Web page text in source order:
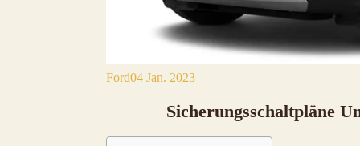
Ford04 Jan. 2023
Sicherungsschaltpläne